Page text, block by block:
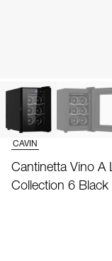
CAVIN
Cantinetta Vino A
Collection 6 Black